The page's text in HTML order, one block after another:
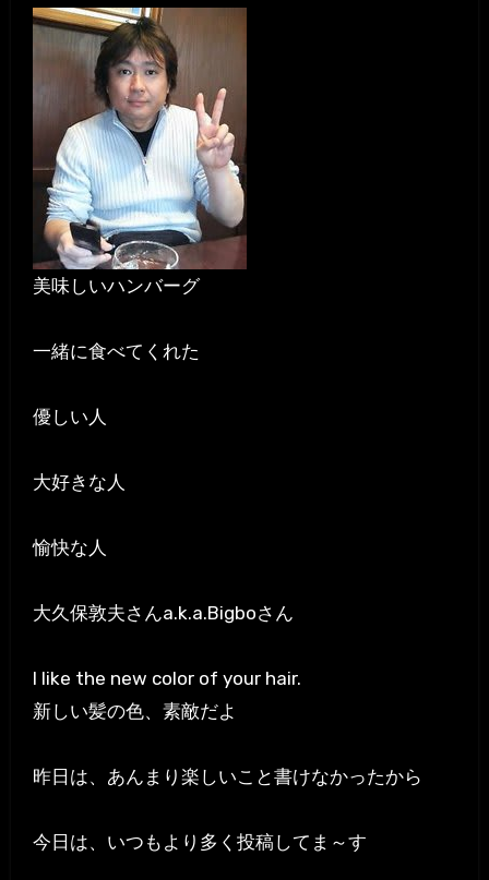
美味しいハンバーグ
一緒に食べてくれた
優しい人
大好きな人
愉快な人
大久保敦夫さんa.k.a.Bigboさん
I like the new color of your hair.
新しい髪の色、素敵だよ
昨日は、あんまり楽しいこと書けなかったから
今日は、いつもより多く投稿してま～す